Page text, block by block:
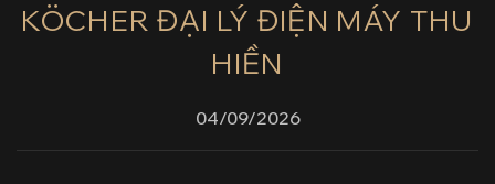
KÖCHER ĐẠI LÝ ĐIỆN MÁY THU
HIỀN
04/09/2026